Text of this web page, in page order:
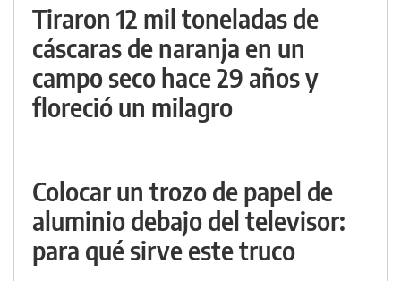
Tiraron 12 mil toneladas de
cáscaras de naranja en un
campo seco hace 29 años y
floreció un milagro
Colocar un trozo de papel de
aluminio debajo del televisor:
para qué sirve este truco